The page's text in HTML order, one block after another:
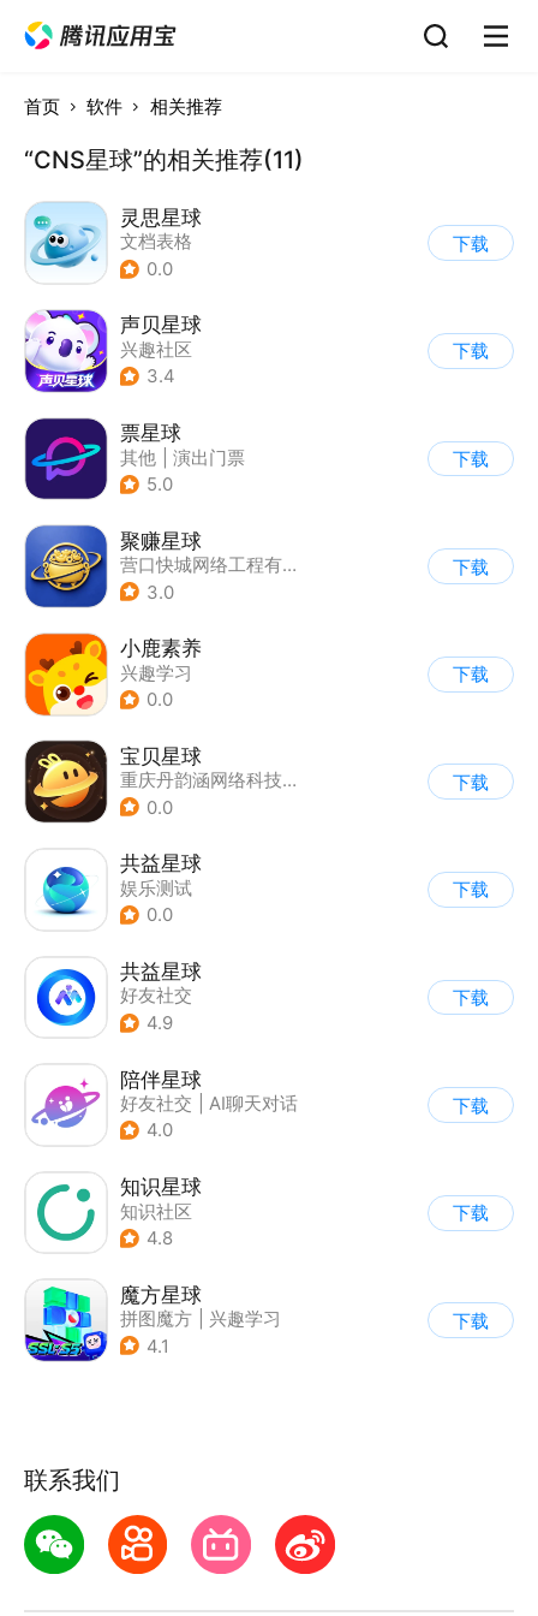
首页 软件 相关推荐
“CNS星球”的相关推荐(11)
灵思星球
文档表格
0.0
下载
声贝星球
兴趣社区
3.4
下载
票星球
其他
演出门票
5.0
下载
聚赚星球
营口快城网络工程有限公司
3.0
下载
小鹿素养
兴趣学习
0.0
下载
宝贝星球
重庆丹韵涵网络科技有限公司
0.0
下载
共益星球
娱乐测试
0.0
下载
共益星球
好友社交
4.9
下载
陪伴星球
好友社交
AI聊天对话
4.0
下载
知识星球
知识社区
4.8
下载
魔方星球
拼图魔方
兴趣学习
4.1
下载
联系我们